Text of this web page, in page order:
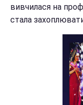
вивчилася на
стала